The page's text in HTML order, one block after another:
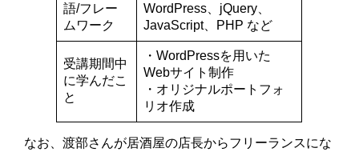
語/フレー
ムワーク
WordPress、jQuery、
JavaScript、PHP など
受講期間中
に学んだこ
と
・WordPressを用いた
Webサイト制作
・オリジナルポートフォ
リオ作成
なお、渡部さんが居酒屋の店長からフリーランスにな